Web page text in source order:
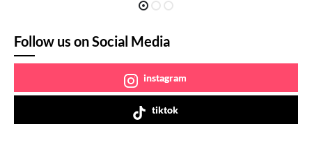
Follow us on Social Media
instagram
tiktok